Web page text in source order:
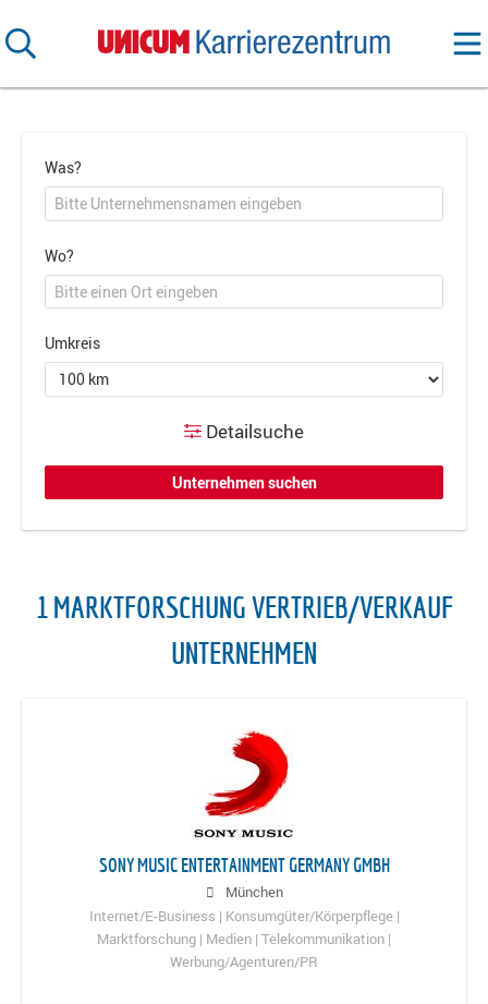
Was?
Wo?
Umkreis
Detailsuche
1 MARKTFORSCHUNG VERTRIEB/VERKAUF
UNTERNEHMEN
SONY MUSIC ENTERTAINMENT GERMANY GMBH
München
Internet/E-Business | Konsumgüter/Körperpflege |
Marktforschung | Medien | Telekommunikation |
Werbung/Agenturen/PR